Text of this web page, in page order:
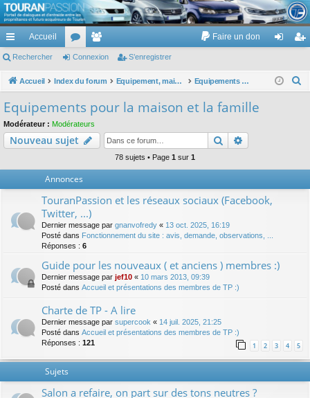
TouranPassion
Le forum des propriétaires ou futurs acquéreurs du Volkswagen Touran
cc
ès
pi
de
Accueil
or
u
e
m
Faire un don
ne nr
Rechercher Connexion S’enregistrer
Accueil Index du forum Equipement, maison, famille, passion, hobby, détente, ... Equipements pour la maison et la famille
c
Equipements pour la maison et la famille
Modérateur : Modérateurs
Nouveau sujet Rechercher
78 sujets • Page 1 sur 1
Annonces
TouranPassion et les réseaux sociaux (Facebook,
Twitter, ...)
Dernier message par gnanvofredy « 13 oct. 2025, 16:19
Posté dans Fonctionnement du site : avis, demande, observations, ...
Réponses : 6
Guide pour les nouveaux ( et anciens ) membres :)
Dernier message par jef10 « 10 mars 2013, 09:39
Posté dans Accueil et présentations des membres de TP :)
Charte de TP - A lire
Dernier message par supercook « 14 juil. 2025, 21:25
Posté dans Accueil et présentations des membres de TP :)
Réponses : 121 1 2 3 4 5
Sujets
Salon a refaire, on part sur des tons neutres ?